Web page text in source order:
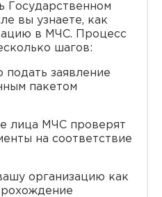
Государственном
вы узнаете, как
в МЧС. Процесс
шагов:
подать заявление
пакетом
лица МЧС проверят
на соответствие
организацию как